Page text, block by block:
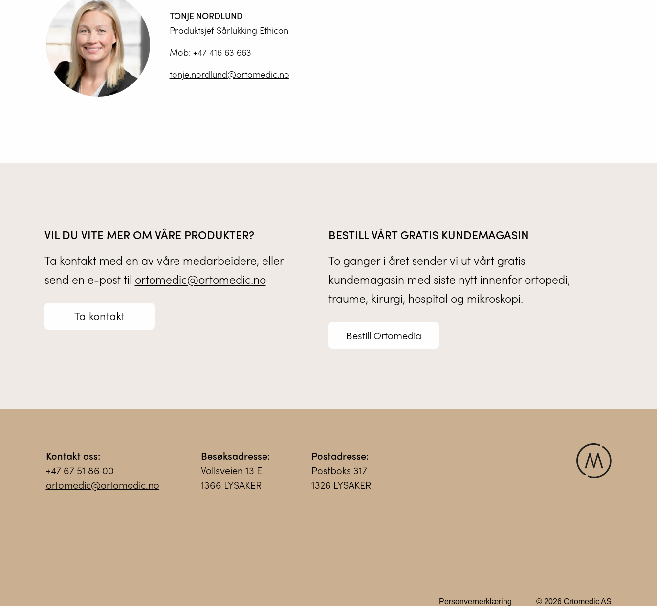
TONJE NORDLUND
Produktsjef Sårlukking Ethicon
Mob: +47 416 63 663
tonje.nordlund@ortomedic.no
VIL DU VITE MER OM VÅRE PRODUKTER?
Ta kontakt med en av våre medarbeidere, eller
send en e-post til ortomedic@ortomedic.no
Ta kontakt
BESTILL VÅRT GRATIS KUNDEMAGASIN
To ganger i året sender vi ut vårt gratis
kundemagasin med siste nytt innenfor ortopedi,
traume, kirurgi, hospital og mikroskopi.
Bestill Ortomedia
Kontakt oss:
+47 67 51 86 00
ortomedic@ortomedic.no
Besøksadresse:
Vollsveien 13 E
1366 LYSAKER
Postadresse:
Postboks 317
1326 LYSAKER
Personvernerklæring © 2026 Ortomedic AS